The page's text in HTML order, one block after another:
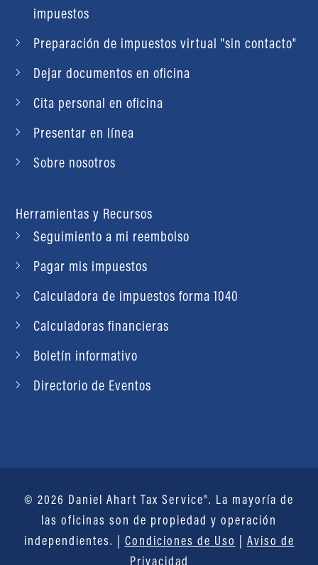
impuestos
Preparación de impuestos virtual "sin contacto"
Dejar documentos en oficina
Cita personal en oficina
Presentar en línea
Sobre nosotros
Herramientas y Recursos
Seguimiento a mi reembolso
Pagar mis impuestos
Calculadora de impuestos forma 1040
Calculadoras financieras
Boletín informativo
Directorio de Eventos
© 2026 Daniel Ahart Tax Service®. La mayoría de
las oficinas son de propiedad y operación
independientes. | Condiciones de Uso | Aviso de
Privacidad